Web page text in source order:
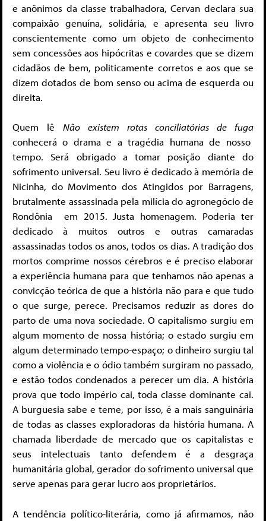
e anônimos da classe trabalhadora, Cervan declara sua
compaixão genuína, solidária, e apresenta seu livro
conscientemente como um objeto de conhecimento
sem concessões aos hipócritas e covardes que se dizem
cidadãos de bem, politicamente corretos e aos que se
dizem dotados de bom senso ou acima de esquerda ou
direita.
Quem lê Não existem rotas conciliatórias de fuga
conhecerá o drama e a tragédia humana de nosso
tempo. Será obrigado a tomar posição diante do
sofrimento universal. Seu livro é dedicado à memória de
Nicinha, do Movimento dos Atingidos por Barragens,
brutalmente assassinada pela milícia do agronegócio de
Rondônia em 2015. Justa homenagem. Poderia ter
dedicado à muitos outros e outras camaradas
assassinadas todos os anos, todos os dias. A tradição dos
mortos comprime nossos cérebros e é preciso elaborar
a experiência humana para que tenhamos não apenas a
convicção teórica de que a história não para e que tudo
o que surge, perece. Precisamos reduzir as dores do
parto de uma nova sociedade. O capitalismo surgiu em
algum momento de nossa história; o estado surgiu em
algum determinado tempo-espaço; o dinheiro surgiu tal
como a violência e o ódio também surgiram no passado,
e estão todos condenados a perecer um dia. A história
prova que todo império cai, toda classe dominante cai.
A burguesia sabe e teme, por isso, é a mais sanguinária
de todas as classes exploradoras da história humana. A
chamada liberdade de mercado que os capitalistas e
seus intelectuais tanto defendem é a desgraça
humanitária global, gerador do sofrimento universal que
serve apenas para gerar lucro aos proprietários.
A tendência político-literária, como já afirmamos, não